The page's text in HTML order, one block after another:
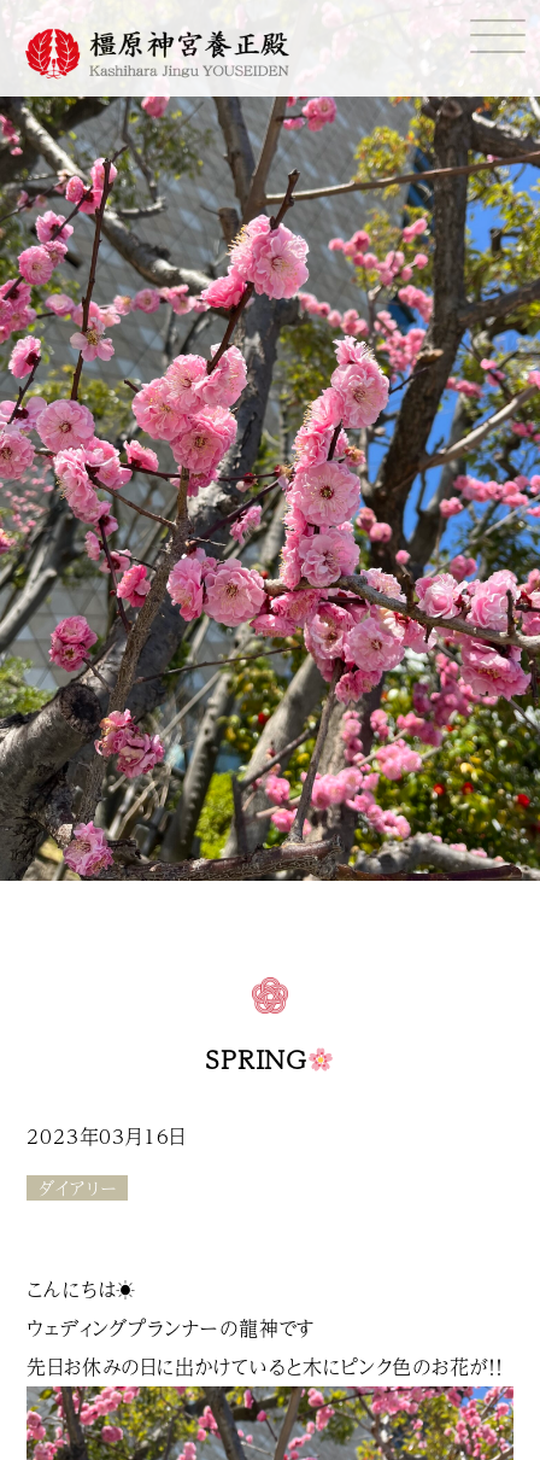
SPRING
2023年03月16日
ダイアリー
こんにちは☀
ウェディングプランナーの龍神です
先日お休みの日に出かけていると木にピンク色のお花が！！